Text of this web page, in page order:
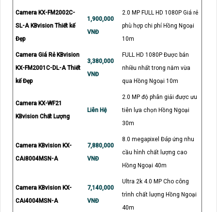
Camera KX-FM2002C-
SL-A KBvision Thiết kế
Đẹp
1,900,000
VNĐ
2.0 MP FULL HD 1080P Giá rẻ
phù hợp chi phí Hồng Ngoại
10m
Camera Giá Rẻ KBvision
KX-FM2001C-DL-A Thiết
kế Đẹp
3,380,000
VNĐ
FULL HD 1080P Được bán
nhiều nhất trong năm vừa
qua Hồng Ngoại 10m
Camera KX-WF21
KBvision Chất Lượng
Liên Hệ
2.0 MP độ phân giải được ưu
tiên lựa chọn Hồng Ngoại
30m
Camera KBvision KX-
CAi8004MSN-A
7,880,000
VNĐ
8.0 megapixel Đáp ứng nhu
cầu hình chất lượng cao
Hồng Ngoại 40m
Camera KBvision KX-
CAi4004MSN-A
7,140,000
VNĐ
Ultra 2k 4.0 MP Cho công
trình chất lượng Hồng Ngoại
40m